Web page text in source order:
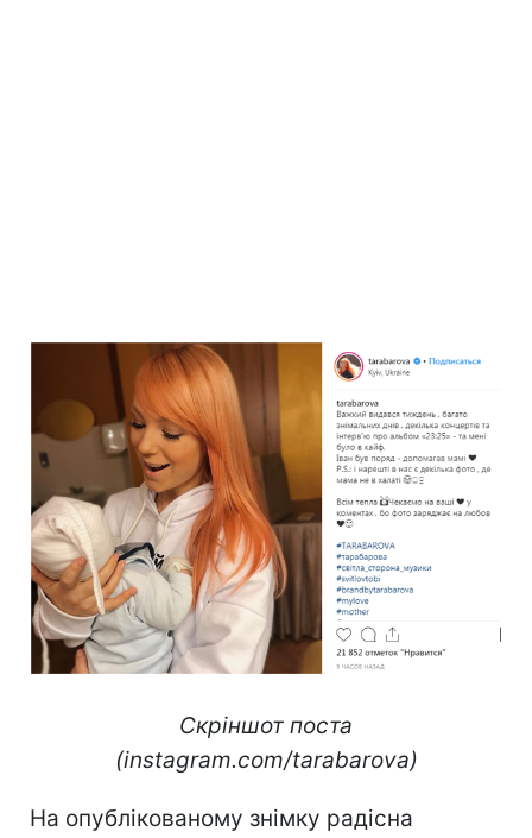
Скріншот поста
(instagram.com/tarabarova)
На опублікованому знімку радісна